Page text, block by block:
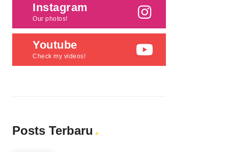
Instagram
Our photos!
Youtube
Check my videos!
Posts Terbaru